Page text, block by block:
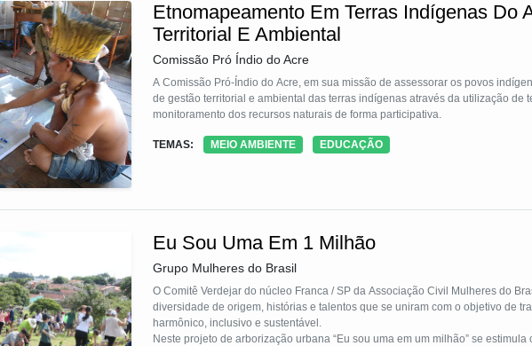
Etnomapeamento Em Terras Indígenas Do
Territorial E Ambiental
Comissão Pró Índio do Acre
A Comissão Pró-Índio do Acre, em sua missão de assessorar os povos
de gestão territorial e ambiental das terras indígenas através da utilização de
monitoramento dos recursos naturais de forma participativa.
TEMAS: MEIO AMBIENTE EDUCAÇÃO
Eu Sou Uma Em 1 Milhão
Grupo Mulheres do Brasil
O Comitê Verdejar do núcleo Franca / SP da Associação Civil Mulheres do
diversidade de origem, histórias e talentos que se uniram com o objetivo de
harmônico, inclusivo e sustentável.
Neste projeto de arborização urbana “Eu sou uma em um milhão” se